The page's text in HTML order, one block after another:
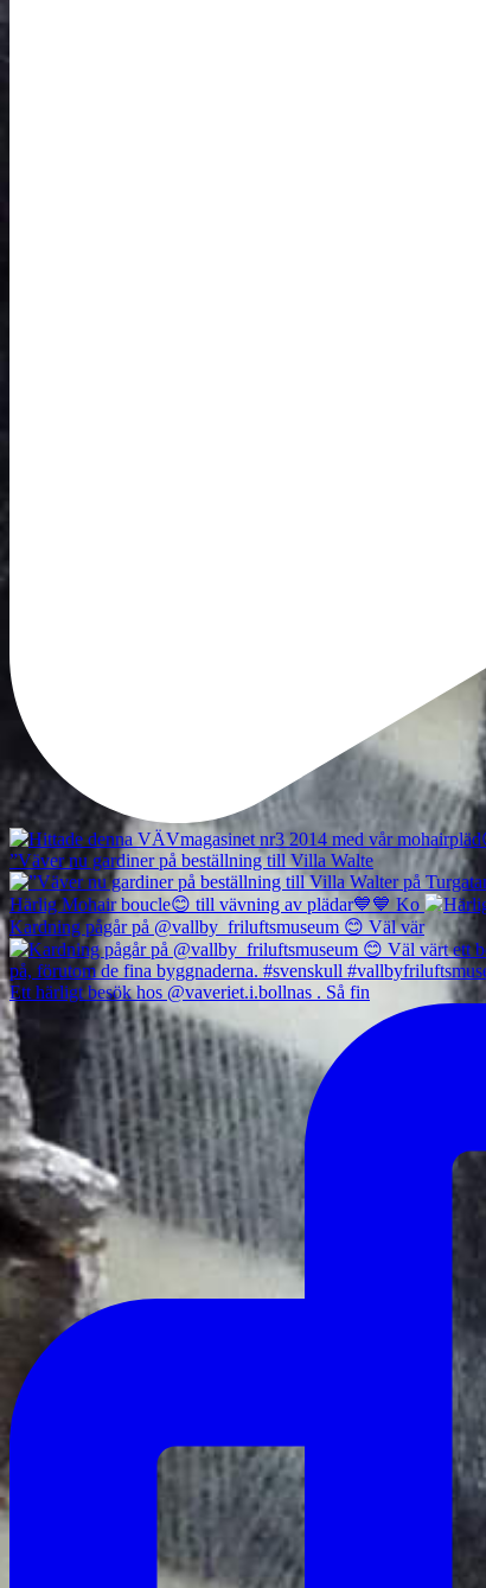
”Väver nu gardiner på beställning till Villa Walte
Härlig Mohair boucle😊 till vävning av plädar💙💙 Ko
Kardning pågår på @vallby_friluftsmuseum 😊 Väl vär
Ett härligt besök hos @vaveriet.i.bollnas . Så fin